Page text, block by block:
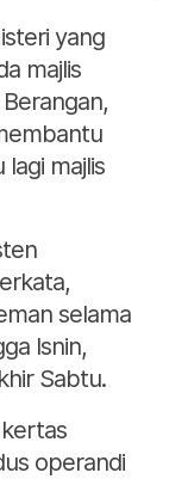
yang
majlis
majlis
selama
Isnin,
Sabtu.
operandi